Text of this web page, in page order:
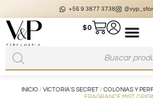
+56 9 3877 3738
$0
INICIO / VICTORIA'S SECRET/ COLONIAS Y